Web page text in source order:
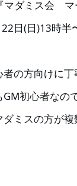
ダミス会 マ
日(日)13時半
者の方向けに丁
GM初心者なの
ダミスの方が